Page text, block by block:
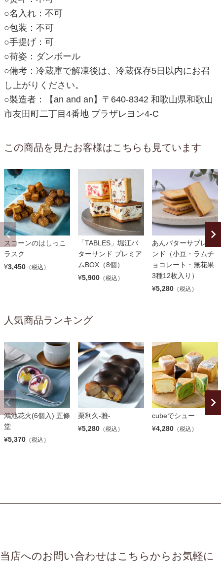
○名入れ：不可
○包装：不可
○手提げ：可
○荷姿：ダンボール
○備考：冷蔵庫で解凍後は、冷蔵保存5日以内にお召
し上がりください。
○製造者：【an and an】〒640-8342 和歌山県和歌山
市友田町二丁目4番地 プラザレヨン4-C
この商品を見たお客様はこちらも見ています
スコーンのはしっこ
ラスク
¥3,450 （税込）
「TABLES」堀江バ
ターサンド プレミア
ムBOX（8個）
¥5,900 （税込）
あんバターサブレサ
ンド（小豆・ラムチ
ョコレート・無花果
3種12枚入り）
¥5,280 （税込）
人気商品ランキング
鴻池花火(6個入) 五條
堂
¥5,370 （税込）
栗利久-雅-
¥5,280 （税込）
cubeでシュー
¥4,280 （税込）
当店へのお問い合わせはこちらからお気軽に